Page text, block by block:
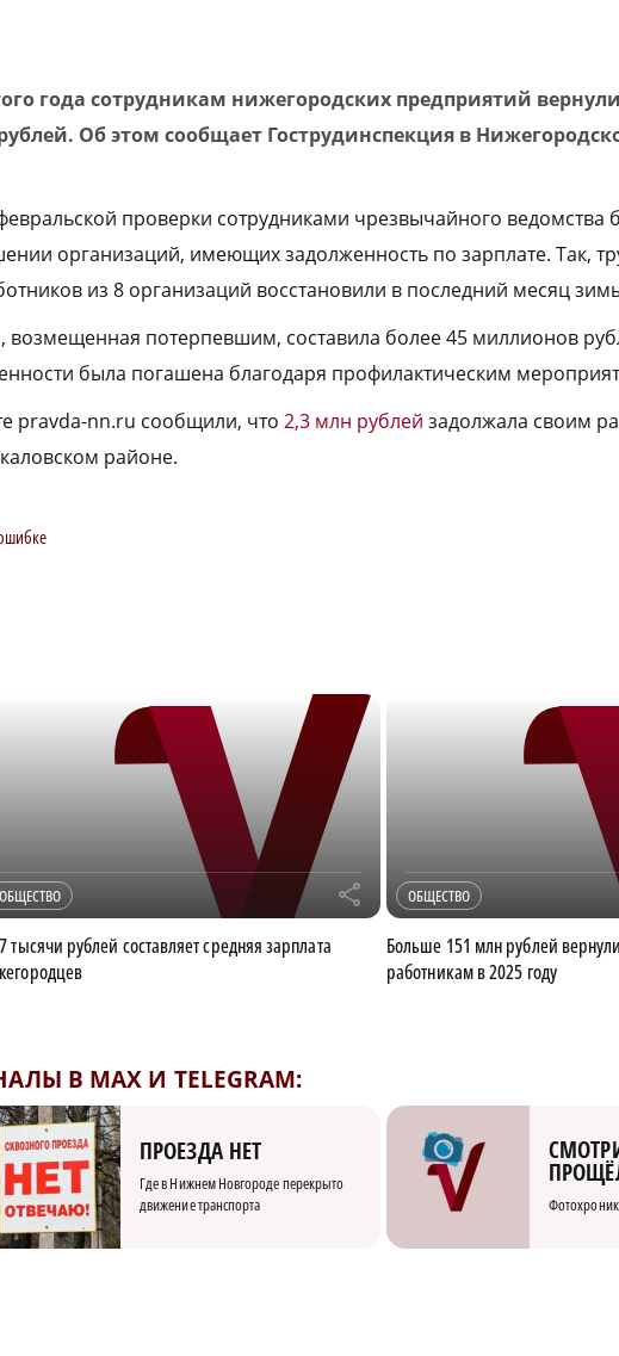
года сотрудникам нижегородских предприятий
Об этом сообщает Гострудинспекция в
проверки сотрудниками чрезвычайного ведомства
организаций, имеющих задолженность по зарплате. Так,
из 8 организаций восстановили в последний месяц
потерпевшим, составила более 45 миллионов
была погашена благодаря профилактическим
pravda-nn.ru сообщили, что 2,3 млн рублей задолжала своим
районе.
ОБЩЕСТВО r
тысячи рублей составляет средняя зарплата
ОБЩЕСТВО
Больше 151 млн рублей
работникам в 2025 году
В MAX И TELEGRAM:
ПРОЕЗДА НЕТ
Где в Нижнем Новгороде перекрыто
движение транспорта